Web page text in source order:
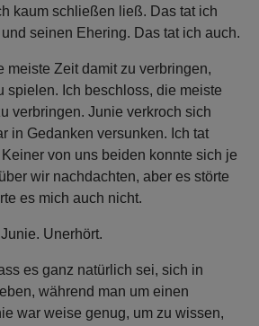
kaum schließen ließ. Das tat ich
seinen Ehering. Das tat ich auch.
meiste Zeit damit zu verbringen,
spielen. Ich beschloss, die meiste
verbringen. Junie verkroch sich
in Gedanken versunken. Ich tat
von uns beiden konnte sich je
wir nachdachten, aber es störte
es mich auch nicht.
Unerhört.
es ganz natürlich sei, sich in
während man um einen
war weise genug, um zu wissen,